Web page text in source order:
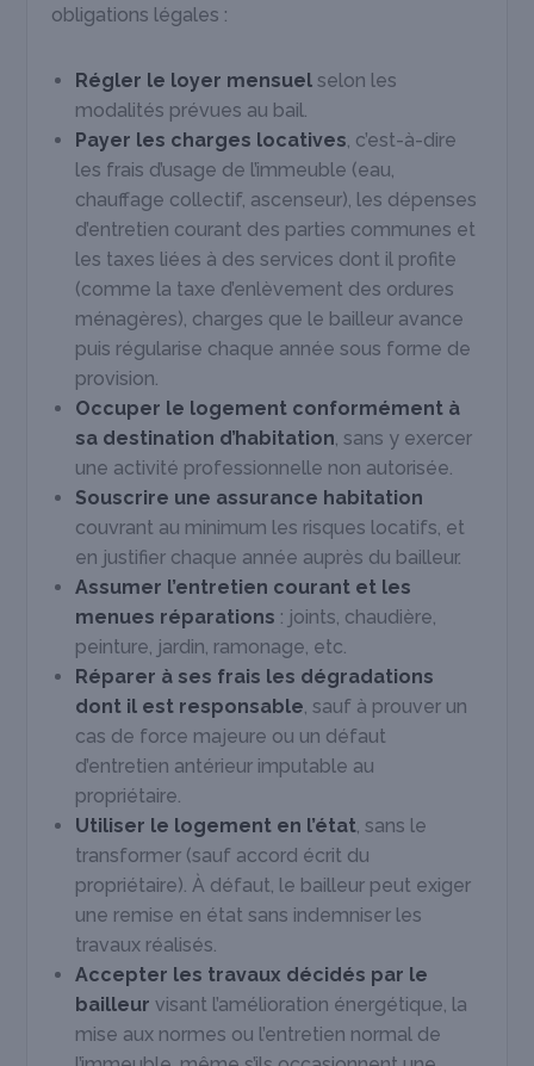
obligations légales :
Régler le loyer mensuelselon les
modalités prévues au bail.
Payer les charges locatives , c’est-à-dire
les frais d’usage de l’immeuble (eau,
chauffage collectif, ascenseur), les dépenses
d’entretien courant des parties communes et
les taxes liées à des services dont il profite
(comme la taxe d’enlèvement des ordures
ménagères), charges que le bailleur avance
puis régularise chaque année sous forme de
provision.
Occuper le logement conformément à
sa destination d’habitation , sans y exercer
une activité professionnelle non autorisée.
Souscrire une assurance habitation
couvrant au minimum les risques locatifs, et
en justifier chaque année auprès du bailleur.
Assumer l’entretien courant et les
menues réparations : joints, chaudière,
peinture, jardin, ramonage, etc.
Réparer à ses frais les dégradations
dont il est responsable , sauf à prouver un
cas de force majeure ou un défaut
d’entretien antérieur imputable au
propriétaire.
Utiliser le logement en l’état , sans le
transformer (sauf accord écrit du
propriétaire). À défaut, le bailleur peut exiger
une remise en état sans indemniser les
travaux réalisés.
Accepter les travaux décidés par le
bailleurvisant l’amélioration énergétique, la
mise aux normes ou l’entretien normal de